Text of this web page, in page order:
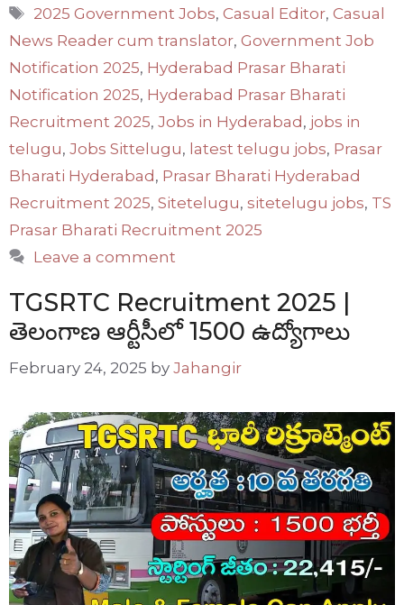
Tags
2025 Government Jobs,Casual Editor,Casual
News Reader cum translator, Government Job
Notification 2025, Hyderabad Prasar Bharati
Notification 2025, Hyderabad Prasar Bharati
Recruitment 2025, Jobs in Hyderabad , jobs in
telugu, Jobs Sittelugu, latest telugu jobs, Prasar
Bharati Hyderabad , Prasar Bharati Hyderabad
Recruitment 2025, Sitetelugu, sitetelugu jobs, TS
Prasar Bharati Recruitment 2025
Leave a comment
TGSRTC Recruitment 2025 |
తెలంగాణ ఆర్టీసీలో 1500 ఉద్యోగాలు
February 24, 2025 by Jahangir